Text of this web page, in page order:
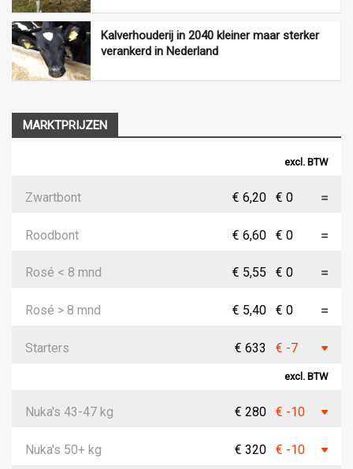
Kalverhouderij in 2040 kleiner maar sterker
verankerd in Nederland
MARKTPRIJZEN
excl. BTW
Zwartbont € 6,20 € 0
Roodbont € 6,60 € 0
Rosé < 8 mnd € 5,55 € 0
Rosé > 8 mnd € 5,40 € 0
Starters € 633 € -7
excl. BTW
Nuka's 43-47 kg € 280 € -10
Nuka's 50+ kg € 320 € -10